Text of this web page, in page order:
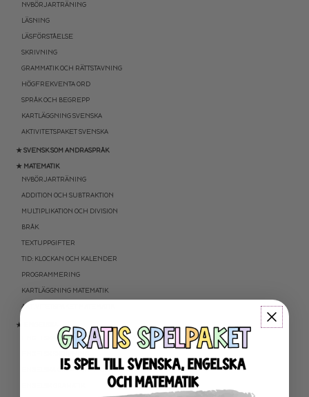
NYBÖRJARTRÄNING
LÄSNING
LÄSFÖRSTÅELSE
SKRIVNING
GRAMMATIK OCH RÄTTSTAVNING
HÖGFREKVENTA ORD
SPRÅK OCH BEGREPP
KARTLÄGGNING SVENSKA
AKTIVITETSPAKET SVENSKA
★ SVENSK SOM ANDRASPRÅK
★ MATEMATIK
NYBÖRJARTRÄNING
ADDITION OCH SUBTRAKTION
MULTIPLIKATION OCH DIVISION
BRÅK
TEXTUPPGIFTER
TID: KLOCKAN OCH KALENDER
PROGRAMMERING
KARTLÄGGNING MATEMATIK
AKTIVITETSPAKET MATEMATIK
★ ENGELSKA
ENGELSKA LÄSNING
ENGELSKA ORD- OCH BEGREPP